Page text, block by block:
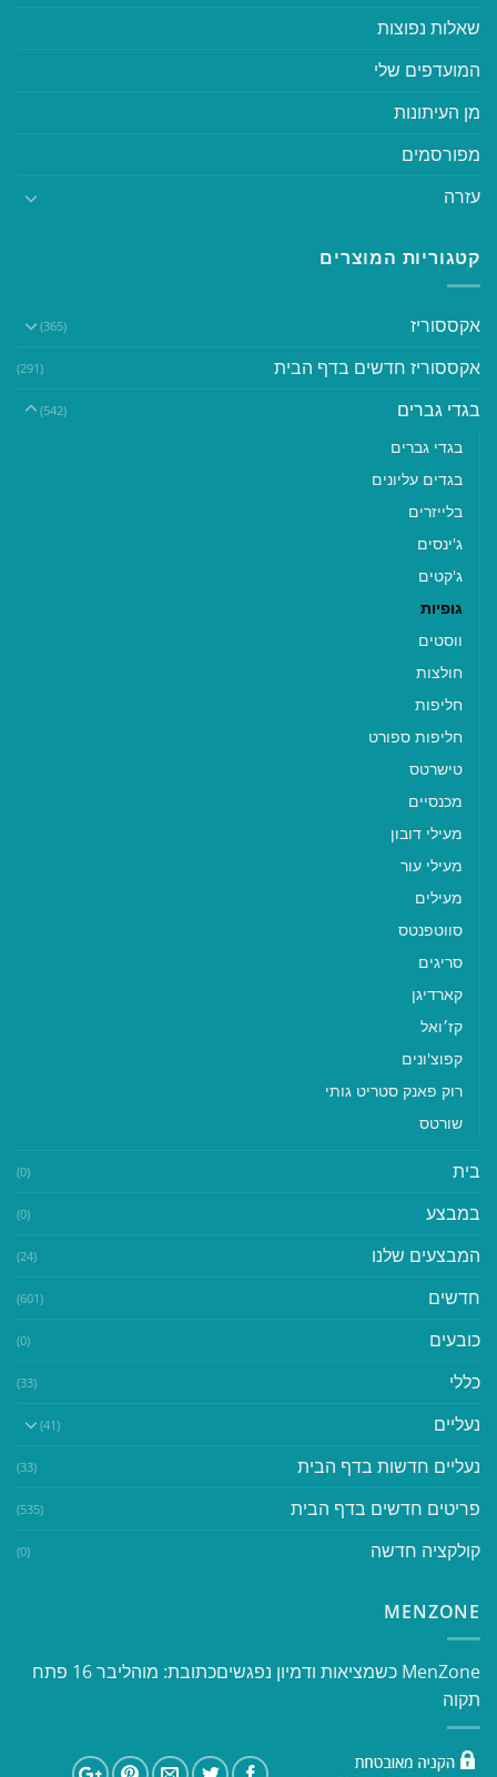
שאלות נפוצות
המועדפים שלי
מן העיתונות
מפורסמים
עזרה
קטגוריות המוצרים
אקססוריז (365)
אקססוריז חדשים בדף הבית (291)
בגדי גברים (542)
בגדי גברים
בגדים עליונים
בלייזרים
ג'ינסים
ג'קטים
גופיות
ווסטים
חולצות
חליפות
חליפות ספורט
טישרטס
מכנסיים
מעילי דובון
מעילי עור
מעילים
סווטפנטס
סריגים
קארדיגן
קז׳ואל
קפוצ'ונים
רוק פאנק סטריט גותי
שורטס
בית (0)
במבצע (0)
המבצעים שלנו (24)
חדשים (601)
כובעים (0)
כללי (33)
נעליים (41)
נעליים חדשות בדף הבית (33)
פריטים חדשים בדף הבית (535)
קולקציה חדשה (0)
MENZONE
​​MenZone כשמציאות ודמיון נפגשים​ כתובת: מוהליבר 16 פתח
תקוה